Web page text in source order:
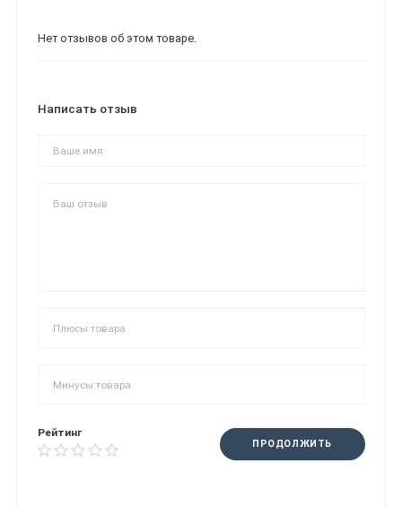
Нет отзывов об этом товаре.
Написать отзыв
Рейтинг
ПРОДОЛЖИТЬ